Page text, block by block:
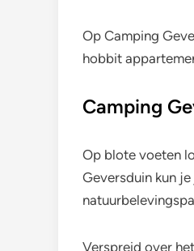
Op Camping
hobbit
Camping
Op blote voeten
Geversduin kun
Verspreid over